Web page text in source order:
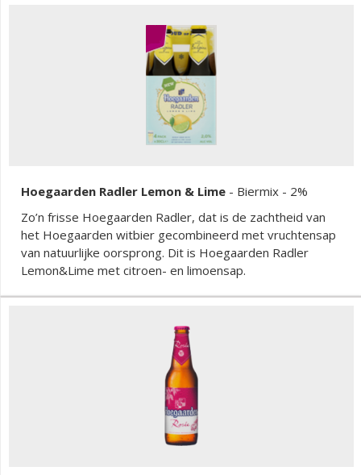
Hoegaarden Radler Lemon & Lime - Biermix - 2%
Zo’n frisse Hoegaarden Radler, dat is de zachtheid van
het Hoegaarden witbier gecombineerd met vruchtensap
van natuurlijke oorsprong. Dit is Hoegaarden Radler
Lemon&Lime met citroen- en limoensap.